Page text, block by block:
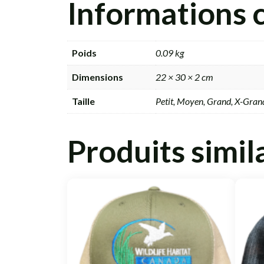
Informations
Poids 0.09 kg
Dimensions 22 × 30 × 2 cm
Taille Petit, Moyen, Grand, X-
Produits